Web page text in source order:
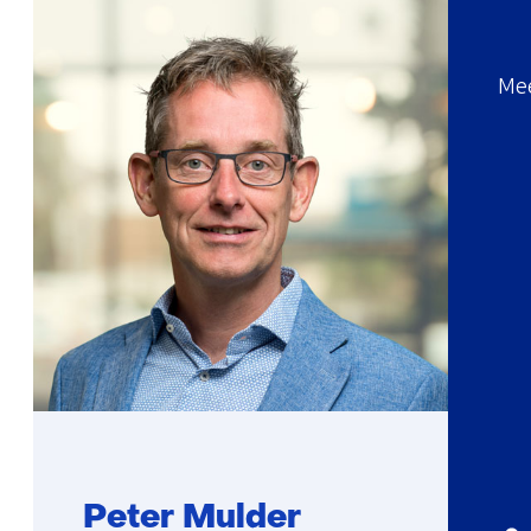
Peter Mulder